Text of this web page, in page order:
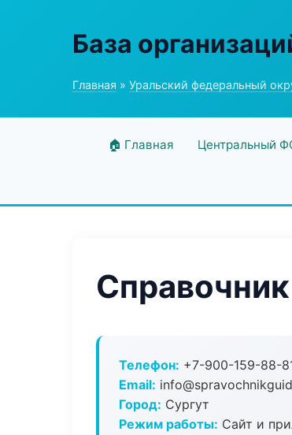
База
Главная » Уральский федеральный
🏠 Главная Центральный
Телефон: +7-900-159-88-
Email:
Город: Сургут
Режим работы: Сайт и